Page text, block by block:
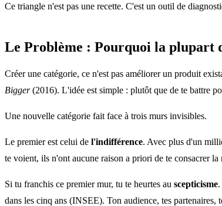
Ce triangle n'est pas une recette. C'est un outil de
Le Problème : Pourquoi la plupart
Créer une catégorie, ce n'est pas améliorer un produit
Bigger(2016). L'idée est simple : plutôt que de te battre
Une nouvelle catégorie fait face à trois murs invisibles.
Le premier est celui de l'indifférence. Avec plus d'un
te voient, ils n'ont aucune raison a priori de te consacrer
Si tu franchis ce premier mur, tu te heurtes au scepticisme
dans les cinq ans (INSEE). Ton audience, tes partenaires,